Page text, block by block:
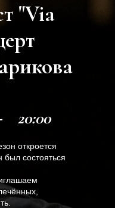
"Via
откроется
был состояться
20:00